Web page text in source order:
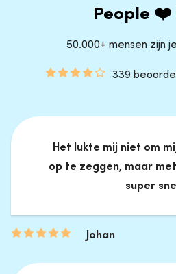
People ❤️
50.000+ mensen zijn
339
Het lukte mij niet om
op te zeggen, maar
super
Johan